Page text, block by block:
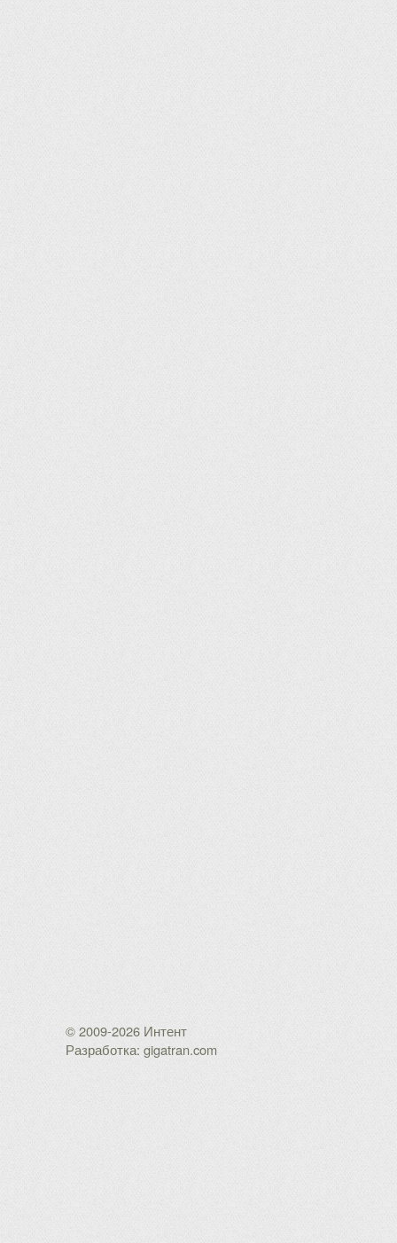
© 2009-2026 Интент
Разработка: gigatran.com